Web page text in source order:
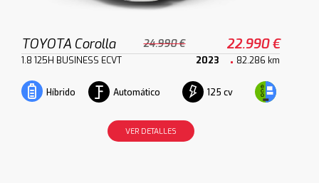
TOYOTA Corolla 24.990 € 22.990 €
1.8 125H BUSINESS ECVT 2023 82.286 km
Híbrido Automático 125 cv
VER DETALLES